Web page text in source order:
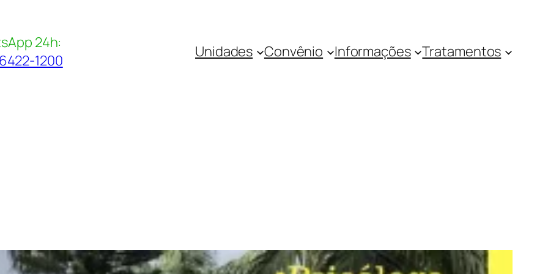
24h:
1200
Unidades Convênio Informações Tratamentos